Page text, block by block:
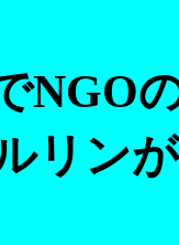
NGO
リン